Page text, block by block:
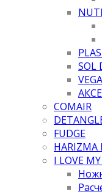
SOL
COMAIR
FUDGE
HARIZMA
I LOVE